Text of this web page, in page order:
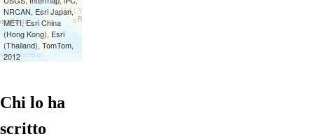
Chi lo ha
scritto